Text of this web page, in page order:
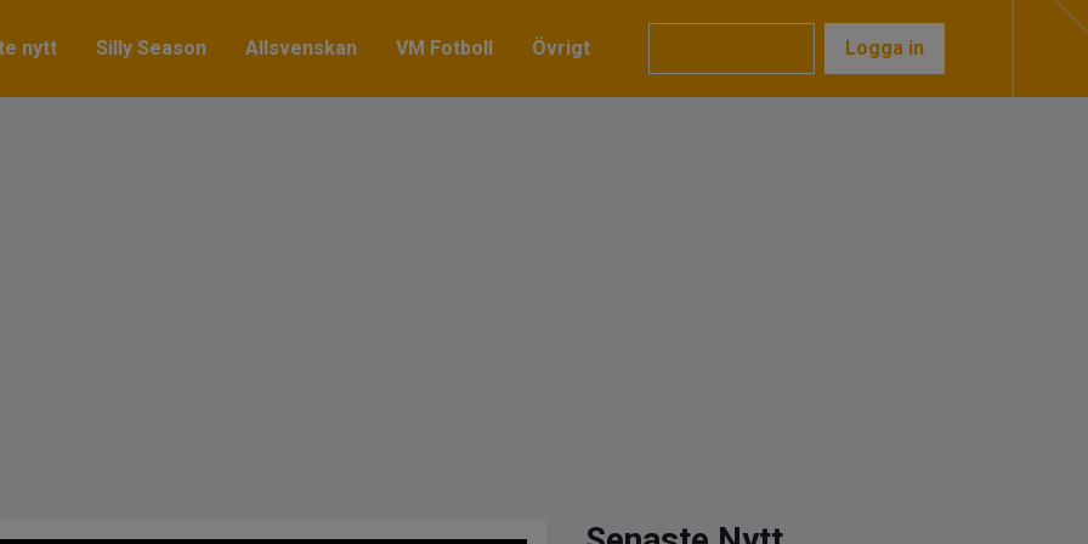
nytt Silly Season Allsvenskan VM Fotboll Övrigt Logga in